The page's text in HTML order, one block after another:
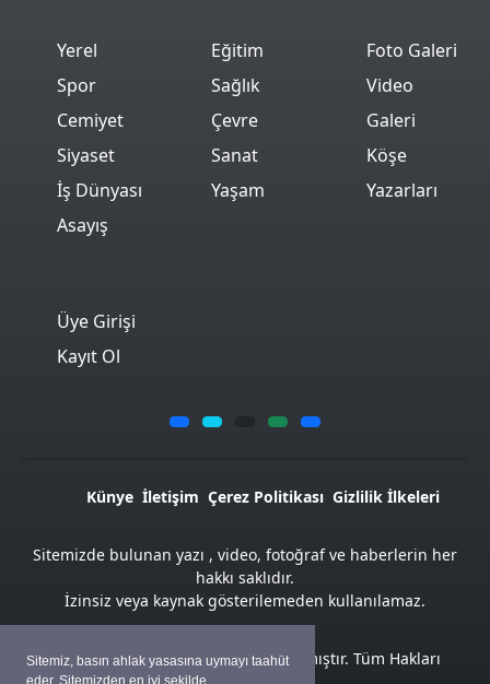
Sitemiz, basın ahlak yasasına uymayı taahüt
eder. Sitemizden en iyi şekilde
Yerel
Spor
Cemiyet
Siyaset
İş Dünyası
Asayış
Eğitim
Sağlık
Çevre
Sanat
Yaşam
Foto Galeri
Video
Galeri
Köşe
Yazarları
Üye Girişi
Kayıt Ol
Künye İletişim Çerez Politikası Gizlilik İlkeleri
Sitemizde bulunan yazı , video, fotoğraf ve haberlerin her
hakkı saklıdır.
İzinsiz veya kaynak gösterilemeden kullanılamaz.
Atemya Haber Script ile hazırlanmıştır. Tüm Hakları